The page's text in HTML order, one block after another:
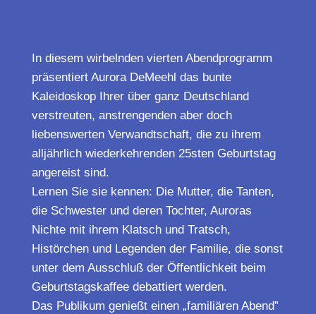
In diesem wirbelnden vierten Abendprogramm
präsentiert Aurora DeMeehl das bunte
Kaleidoskop Ihrer über ganz Deutschland
verstreuten, anstrengenden aber doch
liebenswerten Verwandtschaft, die zu ihrem
alljährlich wiederkehrenden 25sten Geburtstag
angereist sind.
Lernen Sie sie kennen: Die Mutter, die Tanten,
die Schwester und deren Tochter, Auroras
Nichte mit ihrem Klatsch und Tratsch,
Histörchen und Legenden der Familie, die sonst
unter dem Ausschluß der Öffentlichkeit beim
Geburtstagskaffee debattiert werden.
Das Publikum genießt einen „familiären Abend”